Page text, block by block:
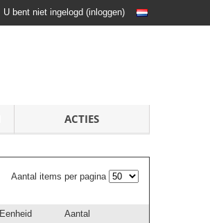
U bent niet ingelogd (inloggen)
ACTIES
Aantal items per pagina
Eenheid Aantal